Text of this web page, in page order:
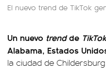
El nuevo trend de TikTok
Un nuevo trendde TikTok
Alabama, Estados
la ciudad de